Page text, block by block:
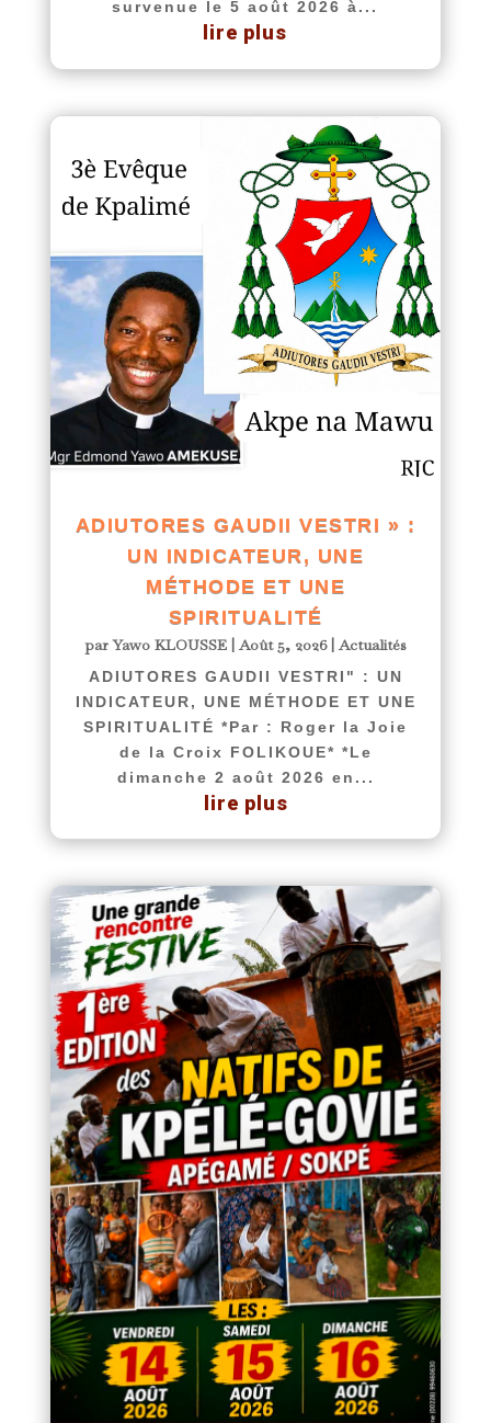
survenue le 5 août 2026 à...
lire plus
ADIUTORES GAUDII VESTRI » :
UN INDICATEUR, UNE
MÉTHODE ET UNE
SPIRITUALITÉ
parYawo KLOUSSE|Août 5, 2026|Actualités
ADIUTORES GAUDII VESTRI" : UN
INDICATEUR, UNE MÉTHODE ET UNE
SPIRITUALITÉ *Par : Roger la Joie
de la Croix FOLIKOUE* *Le
dimanche 2 août 2026 en...
lire plus